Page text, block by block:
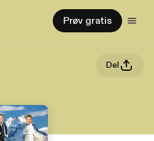
Prøv gratis
Del